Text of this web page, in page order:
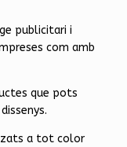
publicitari i
com amb
que pots
a tot color